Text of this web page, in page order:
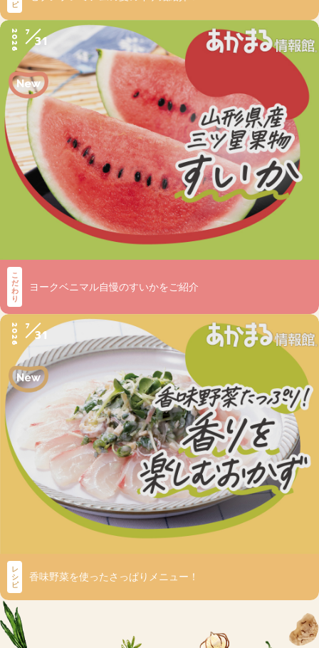
ピ
2026 7
31
こ
だ
わ
り
ヨークベニマル自慢のすいかをご紹介
2026 7
31
レ
シ
ピ
香味野菜を使ったさっぱりメニュー！